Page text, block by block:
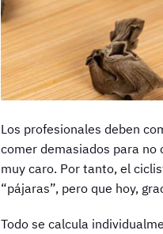
Los profesionales deben
comer demasiados para no
muy caro. Por tanto, el
“pájaras”, pero que hoy,
Todo se calcula